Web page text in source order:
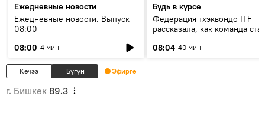
Ежедневные новости
Ежедневные новости. Выпуск
08:00
08:00 4 мин
Будь в курсе
Федерация тхэквондо ITF
рассказала, как команда
08:04 40 мин
Кечээ Бүгүн Эфирге
г. Бишкек 89.3